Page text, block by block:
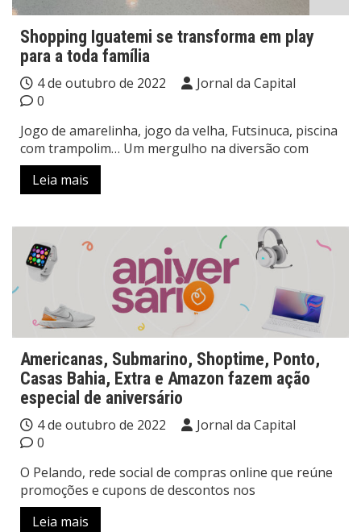
Shopping Iguatemi se transforma em play
para a toda família
4 de outubro de 2022
Jornal da Capital
0
Jogo de amarelinha, jogo da velha, Futsinuca, piscina
com trampolim… Um mergulho na diversão com
Leia mais
Americanas, Submarino, Shoptime, Ponto,
Casas Bahia, Extra e Amazon fazem ação
especial de aniversário
4 de outubro de 2022
Jornal da Capital
0
O Pelando, rede social de compras online que reúne
promoções e cupons de descontos nos
Leia mais